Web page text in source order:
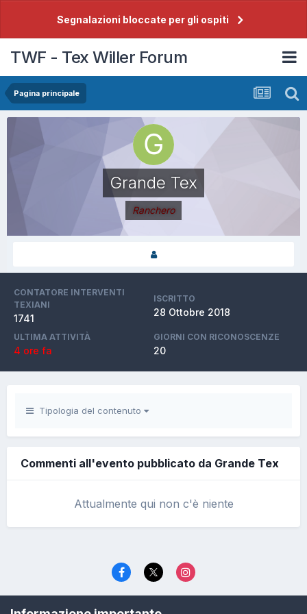
Segnalazioni bloccate per gli ospiti
TWF - Tex Willer Forum
Pagina principale
Grande Tex
Ranchero
CONTATORE INTERVENTI
TEXIANI
1741
ISCRITTO
28 Ottobre 2018
ULTIMA ATTIVITÀ
4 ore fa
GIORNI CON RICONOSCENZE
20
Tipologia del contenuto
Commenti all'evento pubblicato da Grande Tex
Attualmente qui non c'è niente